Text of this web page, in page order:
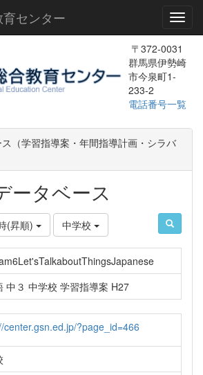
センター
〒372-0031
群馬県伊勢崎
市今泉町1-
233-2
電話番号一覧
（学習指導案・年間指導計画・シラバ
ータベース
(昇順) 中学校
中３ 中学校 学習指導案 H27
center.gsn.ed.jp/?page_id=466